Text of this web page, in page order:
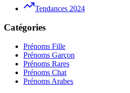
Tendances 2024
Catégories
Prénoms Fille
Prénoms Garçon
Prénoms Rares
Prénoms Chat
Prénoms Arabes